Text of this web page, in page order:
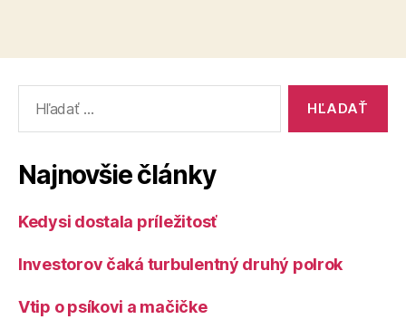
Najnovšie články
Kedysi dostala príležitosť
Investorov čaká turbulentný druhý polrok
Vtip o psíkovi a mačičke